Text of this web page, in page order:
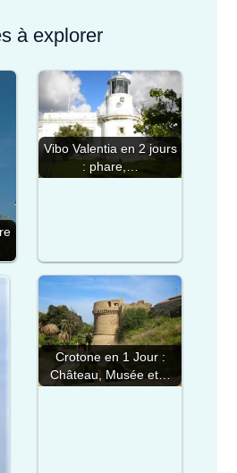
à explorer
Vibo Valentia en 2 jours
: phare,…
Crotone en 1 Jour :
Château, Musée et…